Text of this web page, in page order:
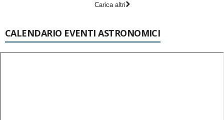
Carica altri
CALENDARIO EVENTI ASTRONOMICI